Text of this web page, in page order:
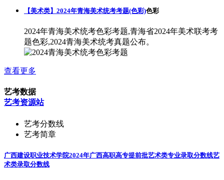
【美术类】2024年青海美术统考考题(色彩)色彩
2024年青海美术统考色彩考题,青海省2024年美术联考考
题色彩,2024青海美术统考真题公布。
查看更多
艺考数据
艺考资源站
艺考分数线
艺考简章
广西建设职业技术学院2024年广西高职高专提前批艺术类专业录取分数线艺
术类录取分数线